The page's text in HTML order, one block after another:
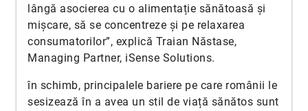
lângă asocierea cu o alimentație sănătoasă și
mișcare, să se concentreze și pe relaxarea
consumatorilor”, explică Traian Năstase,
Managing Partner, iSense Solutions.
în schimb, principalele bariere pe care românii le
sesizează în a avea un stil de viață sănătos sunt